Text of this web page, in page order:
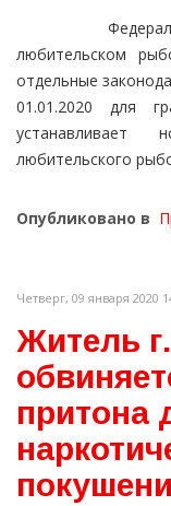
Федеральный
любительском
отдельные
01.01.2020 для
устанавливает
любительского
Опубликовано в
Четверг, 09 января 2020
Житель
притона